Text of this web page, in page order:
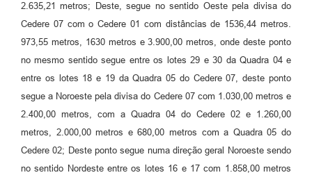
2.635,21 metros; Deste, segue no sentido Oeste pela divisa do
Cedere 07 com o Cedere 01 com distâncias de 1536,44 metros.
973,55 metros, 1630 metros e 3.900,00 metros, onde deste ponto
no mesmo sentido segue entre os lotes 29 e 30 da Quadra 04 e
entre os lotes 18 e 19 da Quadra 05 do Cedere 07, deste ponto
segue a Noroeste pela divisa do Cedere 07 com 1.030,00 metros e
2.400,00 metros, com a Quadra 04 do Cedere 02 e 1.260,00
metros, 2.000,00 metros e 680,00 metros com a Quadra 05 do
Cedere 02; Deste ponto segue numa direção geral Noroeste sendo
no sentido Nordeste entre os lotes 16 e 17 com 1.858,00 metros